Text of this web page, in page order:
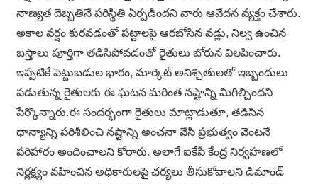
నాణ్యత దెబ్బతినే పరిస్థితి ఏర్పడిందని వారు ఆవేదన వ్యక్తం చేశారు.
అకాల వర్షం కురవడంతో పట్టాలపై ఆరబోసిన వడ్లు, నిల్వ ఉంచిన
బస్తాలు పూర్తిగా తడిసిపోవడంతో రైతులు బోరున విలపించారు.
ఇప్పటికే పెట్టుబడుల భారం, మార్కెట్ అనిశ్చితులతో ఇబ్బందులు
పడుతున్న రైతులకు ఈ ఘటన మరింత నష్టాన్ని మిగిల్చిందని
పేర్కొన్నారు.ఈ సందర్భంగా రైతులు మాట్లాడుతూ, తడిసిన
ధాన్యాన్ని పరిశీలించి నష్టాన్ని అంచనా వేసి ప్రభుత్వం వెంటనే
పరిహారం అందించాలని కోరారు. అలాగే ఐకేపీ కేంద్ర నిర్వహణలో
నిర్లక్ష్యం వహించిన అధికారులపై చర్యలు తీసుకోవాలని డిమాండ్